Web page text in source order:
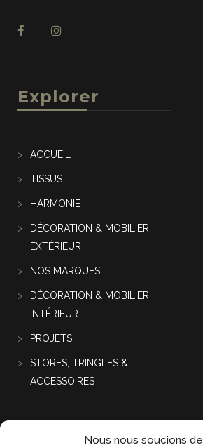
Nous nous soucions de
Explorer
ACCUEIL
TISSUS
HARMONIE
DÉCORATION & MOBILIER
EXTÉRIEUR
NOS MARQUES
DÉCORATION & MOBILIER
INTÉRIEUR
PROJETS
STORES, TRINGLES &
ACCESSOIRES
Projets récentes